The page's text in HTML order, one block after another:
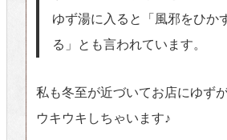
ゆず湯に入ると「風邪をひか
る」とも言われています。
私も冬至が近づいてお店にゆず
ウキウキしちゃいます♪